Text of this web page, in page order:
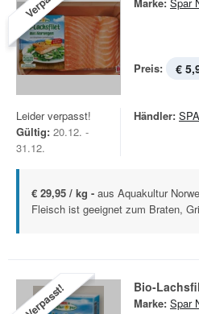
Preis: €
Leider verpasst!
Gültig: 20.12. -
31.12.
Händler:
€ 29,95 / kg - aus Aquakultur
Fleisch ist geeignet zum Braten,
Verpasst! Bio-
Marke: Spar